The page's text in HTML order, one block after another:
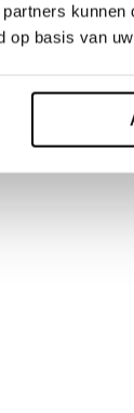
op basis van